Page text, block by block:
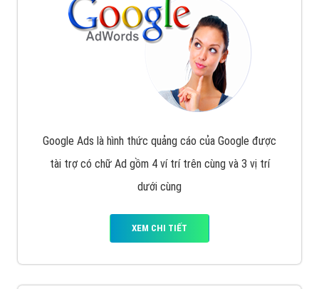
Google Ads là hình thức quảng cáo của Google được
tài trợ có chữ Ad gồm 4 ví trí trên cùng và 3 vị trí
dưới cùng
XEM CHI TIẾT